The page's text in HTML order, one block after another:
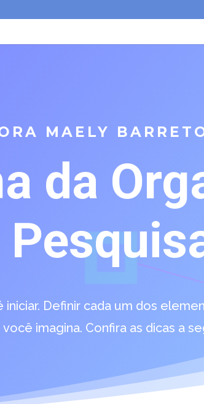
MAELY
da
Definir cada um dos
imagina. Confira as dicas a